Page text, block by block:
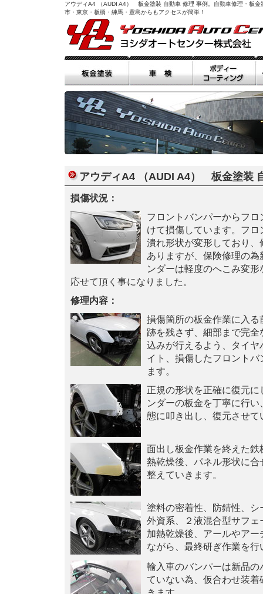
アウディA4 （AUDI A4） 板金塗装 自動車 修理 事例。自動車修理・板
市・東京・板橋・練馬・豊島からもアクセスが簡単！
アウディA4 （AUDI A4） 板金塗装
損傷状況：
フロントバンパーからフ
けて損傷しています。フ
潰れ形状が変形しており
ありますが、保険修理の
ンダーは軽度のへこみ変
応せて頂く事になりました。
修理内容：
損傷箇所の板金作業に入
跡を残さず、細部まで完
込みが行えるよう、タイ
イト、損傷したフロント
ます。
正規の形状を正確に復元
ンダーの板金を丁寧に行
態に叩き出し、復元させて
面出し板金作業を終えた
熱乾燥後、パネル形状に
整えていきます。
塗料の密着性、防錆性、
外資系、２液混合型サフ
加熱乾燥後、アールやア
ながら、最終研ぎ作業を行
輸入車のバンパーは新品
ていない為、仮合わせ装